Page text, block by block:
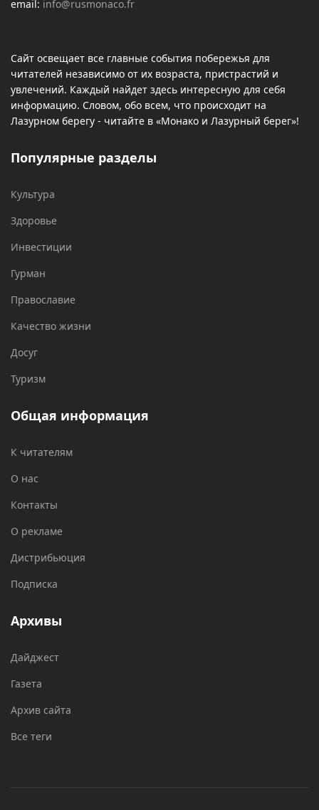
email: info@rusmonaco.fr
Сайт освещает все главные события побережья для
читателей независимо от их возраста, пристрастий и
увлечений. Каждый найдет здесь интересную для себя
информацию. Словом, обо всем, что происходит на
Лазурном берегу - читайте в «Монако и Лазурный берег»!
Популярные разделы
Культура
Здоровье
Инвестиции
Гурман
Православие
Качество жизни
Досуг
Туризм
Общая информация
К читателям
О нас
Контакты
О рекламе
Дистрибьюция
Подписка
Архивы
Дайджест
Газета
Архив сайта
Все теги